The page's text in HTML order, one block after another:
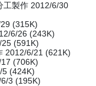
工製作 2012/6/30
(315K)
6/26 (243K)
(591K)
2012/6/21 (621K)
(706K)
5 (424K)
3 (195K)